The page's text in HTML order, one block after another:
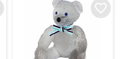
favorite_border